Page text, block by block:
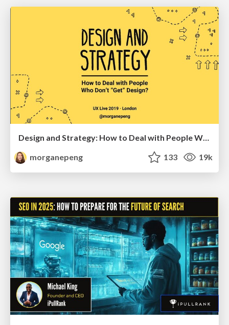
Design and Strategy: How to Deal with People Who Don’t "Get" Design
morganepeng
133 19k